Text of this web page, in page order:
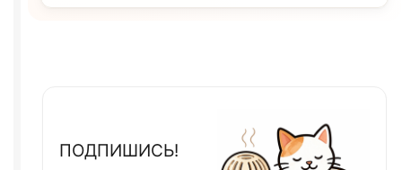
ПОДПИШИСЬ!